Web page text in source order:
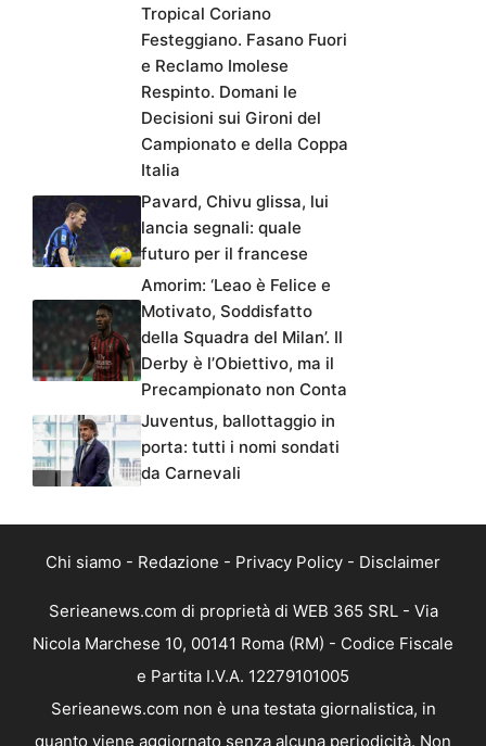
Tropical Coriano
Festeggiano. Fasano Fuori
e Reclamo Imolese
Respinto. Domani le
Decisioni sui Gironi del
Campionato e della Coppa
Italia
Pavard, Chivu glissa, lui
lancia segnali: quale
futuro per il francese
Amorim: ‘Leao è Felice e
Motivato, Soddisfatto
della Squadra del Milan’. Il
Derby è l’Obiettivo, ma il
Precampionato non Conta
Juventus, ballottaggio in
porta: tutti i nomi sondati
da Carnevali
Chi siamo - Redazione - Privacy Policy - Disclaimer
Serieanews.com di proprietà di WEB 365 SRL - Via
Nicola Marchese 10, 00141 Roma (RM) - Codice Fiscale
e Partita I.V.A. 12279101005
Serieanews.com non è una testata giornalistica, in
quanto viene aggiornato senza alcuna periodicità. Non